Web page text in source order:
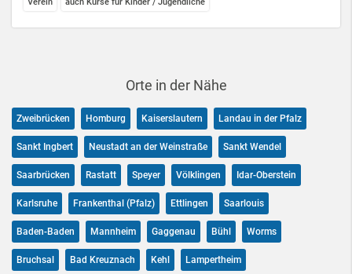
Orte in der Nähe
Zweibrücken Homburg Kaiserslautern Landau in der Pfalz
Sankt Ingbert Neustadt an der Weinstraße Sankt Wendel
Saarbrücken Rastatt Speyer Völklingen Idar-Oberstein
Karlsruhe Frankenthal (Pfalz) Ettlingen Saarlouis
Baden-Baden Mannheim Gaggenau Bühl Worms
Bruchsal Bad Kreuznach Kehl Lampertheim